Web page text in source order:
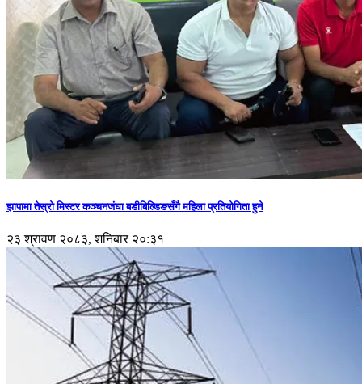
झापामा तेस्रो मिस्टर कञ्चनजंघा बडीबिल्डिङसँगै महिला प्रतियोगिता हुने
२३ श्रावण २०८३, शनिबार २०:३१